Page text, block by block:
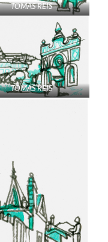
TOMÁS REIS
TOMÁS REIS